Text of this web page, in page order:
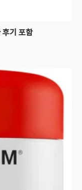
후기 포함